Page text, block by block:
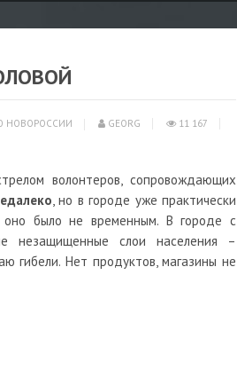
НОВОРОССИИ GEORG
11 167
волонтеров, сопровождающих
, но в городе уже практически
было не временным. В городе с
незащищенные слои населения –
гибели. Нет продуктов, магазины не